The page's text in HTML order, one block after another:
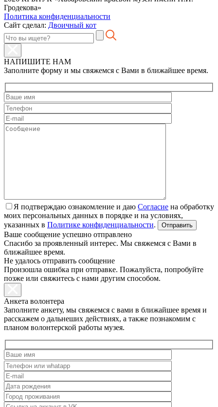
Гродекова»
Политика конфиденциальности
Сайт сделал: Двоичный кот
НАПИШИТЕ НАМ
Заполните форму и мы свяжемся с Вами в ближайшее время.
Я подтверждаю ознакомление и даю Согласие на обработку
моих персональных данных в порядке и на условиях,
указанных в Политике конфиденциальности.
Ваше сообщение успешно отправлено
Спасибо за проявленный интерес. Мы свяжемся с Вами в
ближайшее время.
Не удалось отправить сообщение
Произошла ошибка при отправке. Пожалуйста, попробуйте
позже или свяжитесь с нами другим способом.
Анкета волонтера
Заполните анкету, мы свяжемся с вами в ближайшее время и
расскажем о дальнеших действиях, а также познакомим с
планом волонтерской работы музея.